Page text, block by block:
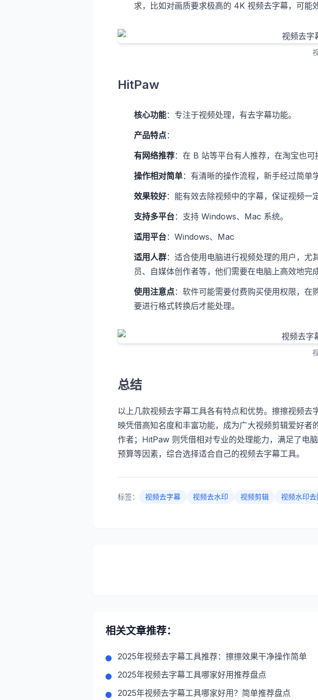
求，比如对画质要求极高的 4K 视频去字幕，可能
HitPaw
核心功能：专注于视频处理，有去字幕功能。
产品特点：
有网络推荐：在 B 站等平台有人推荐，在淘宝也可
操作相对简单：有清晰的操作流程，新手经过简单
效果较好：能有效去除视频中的字幕，保证视频一
支持多平台：支持 Windows、Mac 系统。
适用平台：Windows、Mac
适用人群：适合使用电脑进行视频处理的用户，
员、自媒体创作者等，他们需要在电脑上高效地完
使用注意点：软件可能需要付费购买使用权限，
要进行格式转换后才能处理。
总结
以上几款视频去字幕工具各有特点和优势。擦擦视频
映凭借高知名度和丰富功能，成为广大视频剪辑爱好
作者；HitPaw 则凭借相对专业的处理能力，满足了电
预算等因素，综合选择适合自己的视频去字幕工具。
标签： 视频去字幕 视频去水印 视频剪辑 视频水印
相关文章推荐：
2025年视频去字幕工具推荐：擦擦效果干净操作简单
2025年视频去字幕工具哪家好用推荐盘点
2025年视频去字幕工具哪家好用？简单推荐盘点